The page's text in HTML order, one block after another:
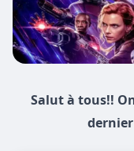
Salut à tous!!